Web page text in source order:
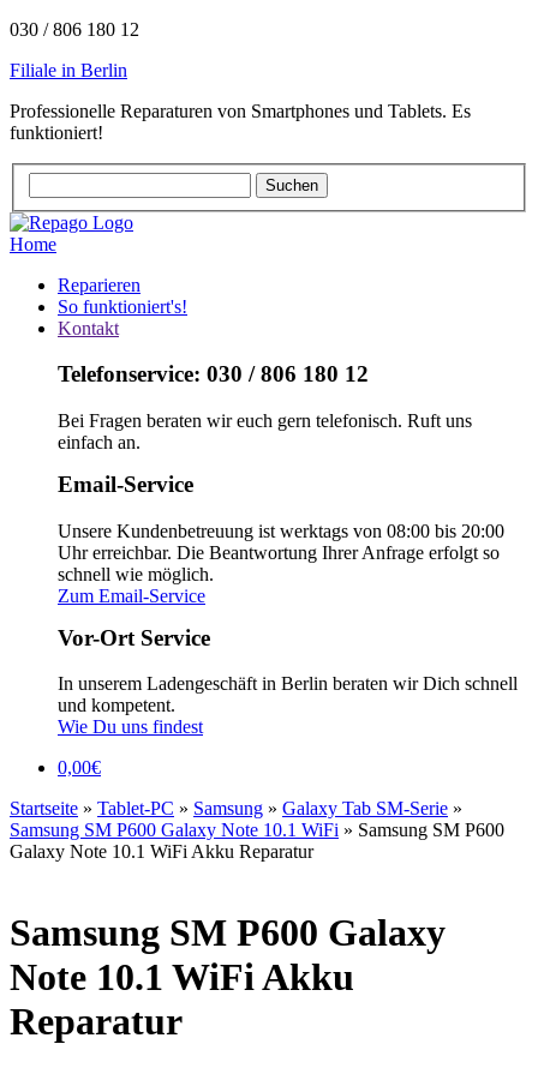
030 / 806 180 12
Filiale in Berlin
Professionelle Reparaturen von Smartphones und Tablets. Es
funktioniert!
Home
Reparieren
So funktioniert's!
Kontakt
Telefonservice: 030 / 806 180 12
Bei Fragen beraten wir euch gern telefonisch. Ruft uns
einfach an.
Email-Service
Unsere Kundenbetreuung ist werktags von 08:00 bis 20:00
Uhr erreichbar. Die Beantwortung Ihrer Anfrage erfolgt so
schnell wie möglich.
Zum Email-Service
Vor-Ort Service
In unserem Ladengeschäft in Berlin beraten wir Dich schnell
und kompetent.
Wie Du uns findest
0,00€
Startseite » Tablet-PC » Samsung » Galaxy Tab SM-Serie »
Samsung SM P600 Galaxy Note 10.1 WiFi » Samsung SM P600
Galaxy Note 10.1 WiFi Akku Reparatur
Samsung SM P600 Galaxy
Note 10.1 WiFi Akku
Reparatur